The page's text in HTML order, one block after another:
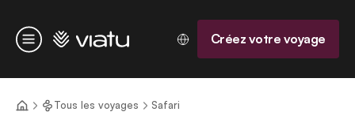
Menu
Accueil Créez votre voyage
Tous les voyages Safari